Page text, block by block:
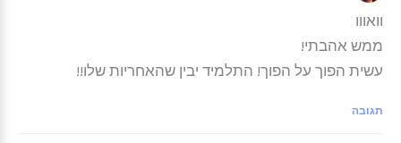
וואווו
ממש אהבתי!
עשית הפוך על הפוך! התלמיד יבין שהאחריות שלו!!
תגובה